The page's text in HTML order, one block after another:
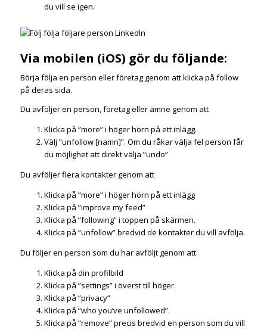
du vill se igen.
Via mobilen (iOS) gör du följande:
Börja följa en person eller företag genom att klicka på follow
på deras sida.
Du avföljer en person, företag eller ämne genom att
Klicka på ”more” i höger hörn på ett inlägg.
Välj ”unfollow [namn]”. Om du råkar välja fel person får
du möjlighet att direkt välja ”undo”
Du avföljer flera kontakter genom att
Klicka på ”more” i höger hörn på ett inlägg
Klicka på ”improve my feed”
Klicka på ”following” i toppen på skärmen.
Klicka på ”unfollow” bredvid de kontakter du vill avfölja.
Du följer en person som du har avföljt genom att
Klicka på din profilbild
Klicka på ”settings” i överst till höger.
Klicka på ”privacy”
Klicka på ”who you’ve unfollowed”.
Klicka på ”remove” precis bredvid en person som du vill